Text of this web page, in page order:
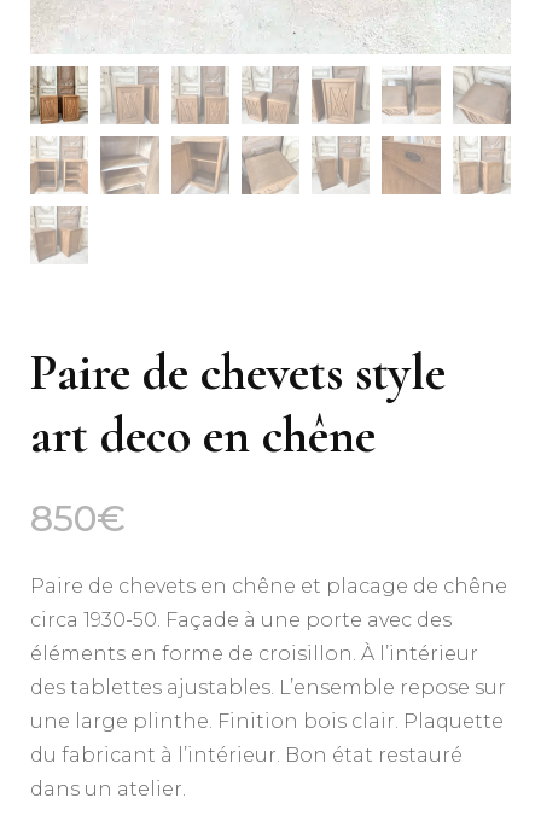
Paire de chevets style
art deco en chêne
850€
Paire de chevets en chêne et placage de chêne
circa 1930-50. Façade à une porte avec des
éléments en forme de croisillon. À l’intérieur
des tablettes ajustables. L’ensemble repose sur
une large plinthe. Finition bois clair. Plaquette
du fabricant à l’intérieur. Bon état restauré
dans un atelier.